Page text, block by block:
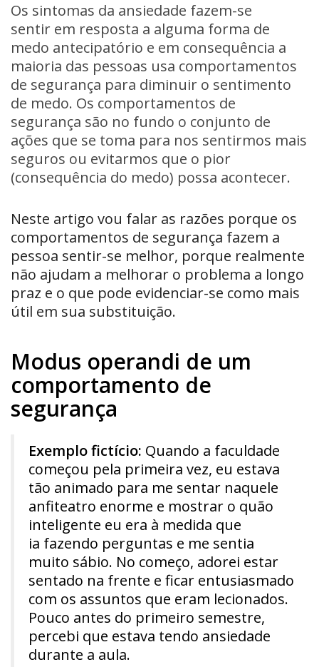
Os sintomas da ansiedade fazem-se
sentir em resposta a alguma forma de
medo antecipatório e em consequência a
maioria das pessoas usa comportamentos
de segurança para diminuir o sentimento
de medo. Os comportamentos de
segurança são no fundo o conjunto de
ações que se toma para nos sentirmos mais
seguros ou evitarmos que o pior
(consequência do medo) possa acontecer.
Neste artigo vou falar as razões porque os
comportamentos de segurança fazem a
pessoa sentir-se melhor, porque realmente
não ajudam a melhorar o problema a longo
praz e o que pode evidenciar-se como mais
útil em sua substituição.
Modus operandi de um
comportamento de
segurança
Exemplo fictício: Quando a faculdade
começou pela primeira vez, eu estava
tão animado para me sentar naquele
anfiteatro enorme e mostrar o quão
inteligente eu era à medida que
ia fazendo perguntas e me sentia
muito sábio. No começo, adorei estar
sentado na frente e ficar entusiasmado
com os assuntos que eram lecionados.
Pouco antes do primeiro semestre,
percebi que estava tendo ansiedade
durante a aula.